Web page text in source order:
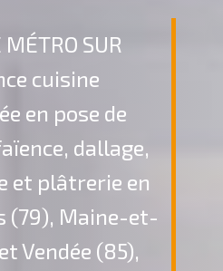
métro sur
cuisine
en pose de
dallage,
et plâtrerie en
(79), Maine-et-
Vendée (85),